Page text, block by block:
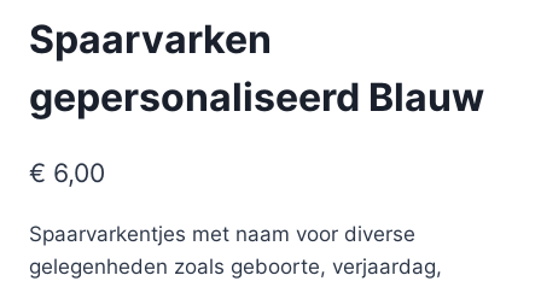
Spaarvarken
gepersonaliseerd Blauw
€ 6,00
Spaarvarkentjes met naam voor diverse
gelegenheden zoals geboorte, verjaardag,